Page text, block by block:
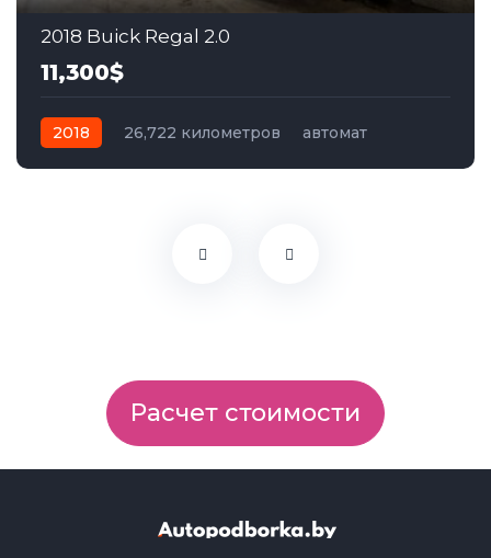
2018 Buick Regal 2.0
11,300$
2018 26,722 километров
автомат
Расчет стоимости